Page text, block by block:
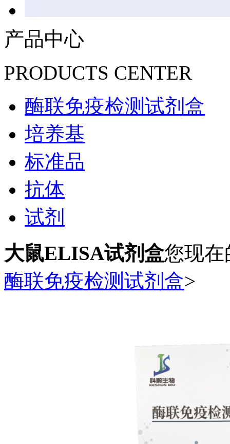
产品中心
PRODUCTS CENTER
酶联免疫检测试剂盒
培养基
标准品
抗体
试剂
大鼠ELISA试剂盒您现
酶联免疫检测试剂盒>